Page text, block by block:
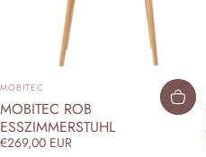
ANBIETER:
MOBITEC
MOBITEC ROB
ESSZIMMERSTUHL
€269,00 EUR